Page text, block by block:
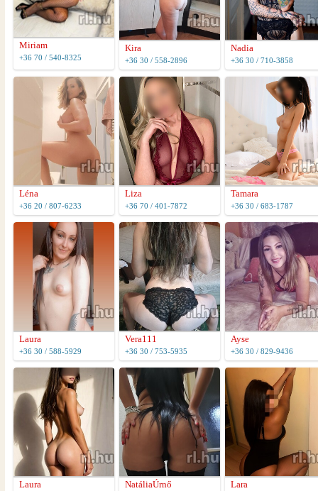
Miriam
+36 70 / 540-8325
Kira
+36 30 / 558-2896
Nadia
+36 30 / 710-3858
Léna
+36 20 / 807-6233
Liza
+36 70 / 401-7872
Tamara
+36 30 / 683-1787
Laura
+36 30 / 588-5929
Vera111
+36 30 / 753-5935
Ayse
+36 30 / 829-9436
Laura NatáliaÚrnő Lara